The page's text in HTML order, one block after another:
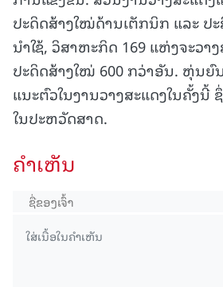
ປະດິດສ້າງໃໝ່ດ້ານເຕັກນິກ ແລະ ປ
ນຳໃຊ້, ວິສາຫະກິດ 169 ແຫ່ງຈະວາ
ປະດິດສ້າງໃໝ່ 600 ກວ່າອັນ. ຫຸ່ນ
ແນະຕົວໃນງານວາງສະແດງໃນຄັ້ງນີ້
ໃນປະຫວັດສາດ.
ຄໍາເຫັນ